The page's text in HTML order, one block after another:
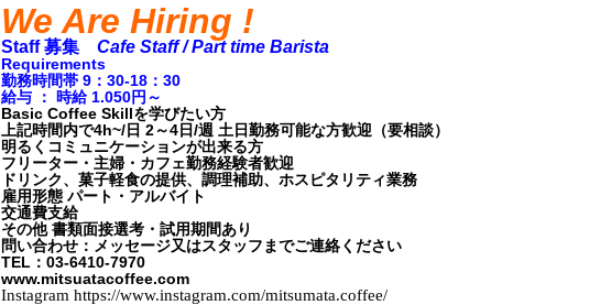
We Are Hiring !
Staff 募集 Cafe Staff / Part time Barista
Requirements
勤務時間帯 9：30‐18：30
給与 ： 時給 1.050円～
Basic Coffee Skillを学びたい方
上記時間内で4h~/日 2～4日/週 土日勤務可能な方歓迎（要相談）
明るくコミュニケーションが出来る方
フリーター・主婦・カフェ勤務経験者歓迎
ドリンク、菓子軽食の提供、調理補助、ホスピタリティ業務
雇用形態 パート・アルバイト
交通費支給
その他 書類面接選考・試用期間あり
問い合わせ：メッセージ又はスタッフまでご連絡ください
TEL：03-6410-7970
www.mitsuatacoffee.com
Instagram https://www.instagram.com/mitsumata.coffee/